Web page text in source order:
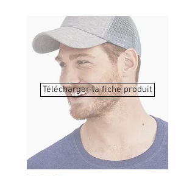
Télécharger la fiche produit